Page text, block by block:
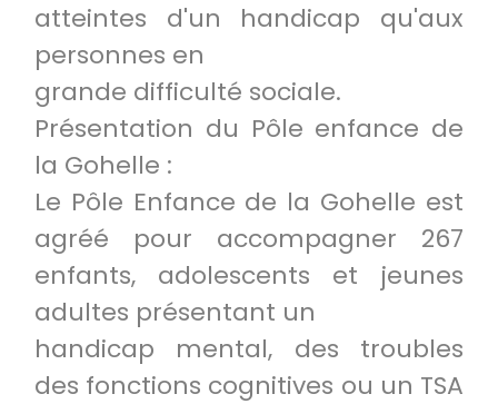
atteintes d'un handicap qu'aux
personnes en
grande difficulté sociale.
Présentation du Pôle enfance de
la Gohelle :
Le Pôle Enfance de la Gohelle est
agréé pour accompagner 267
enfants, adolescents et jeunes
adultes présentant un
handicap mental, des troubles
des fonctions cognitives ou un TSA